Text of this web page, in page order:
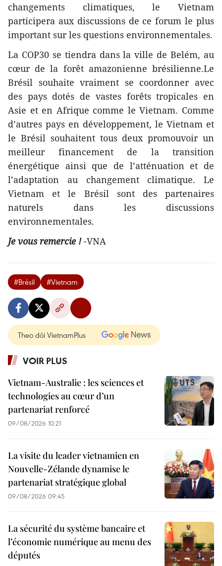
changements climatiques, le Vietnam
participera aux discussions de ce forum le plus
important sur les questions environnementales.
La COP30 se tiendra dans la ville de Belém, au
cœur de la forêt amazonienne brésilienne.Le
Brésil souhaite vraiment se coordonner avec
des pays dotés de vastes forêts tropicales en
Asie et en Afrique comme le Vietnam. Comme
d’autres pays en développement, le Vietnam et
le Brésil souhaitent tous deux promouvoir un
meilleur financement de la transition
énergétique ainsi que de l’atténuation et de
l’adaptation au changement climatique. Le
Vietnam et le Brésil sont des partenaires
naturels dans les discussions
environnementales.
Je vous remercie !-VNA
#Brésil #Vietnam
Theo dõi VietnamPlus
VOIR PLUS
Vietnam-Australie : les sciences et
technologies au cœur d’un
partenariat renforcé
09/08/2026 10:21
La visite du leader vietnamien en
Nouvelle-Zélande dynamise le
partenariat stratégique global
09/08/2026 09:45
La sécurité du système bancaire et
l’économie numérique au menu des
députés